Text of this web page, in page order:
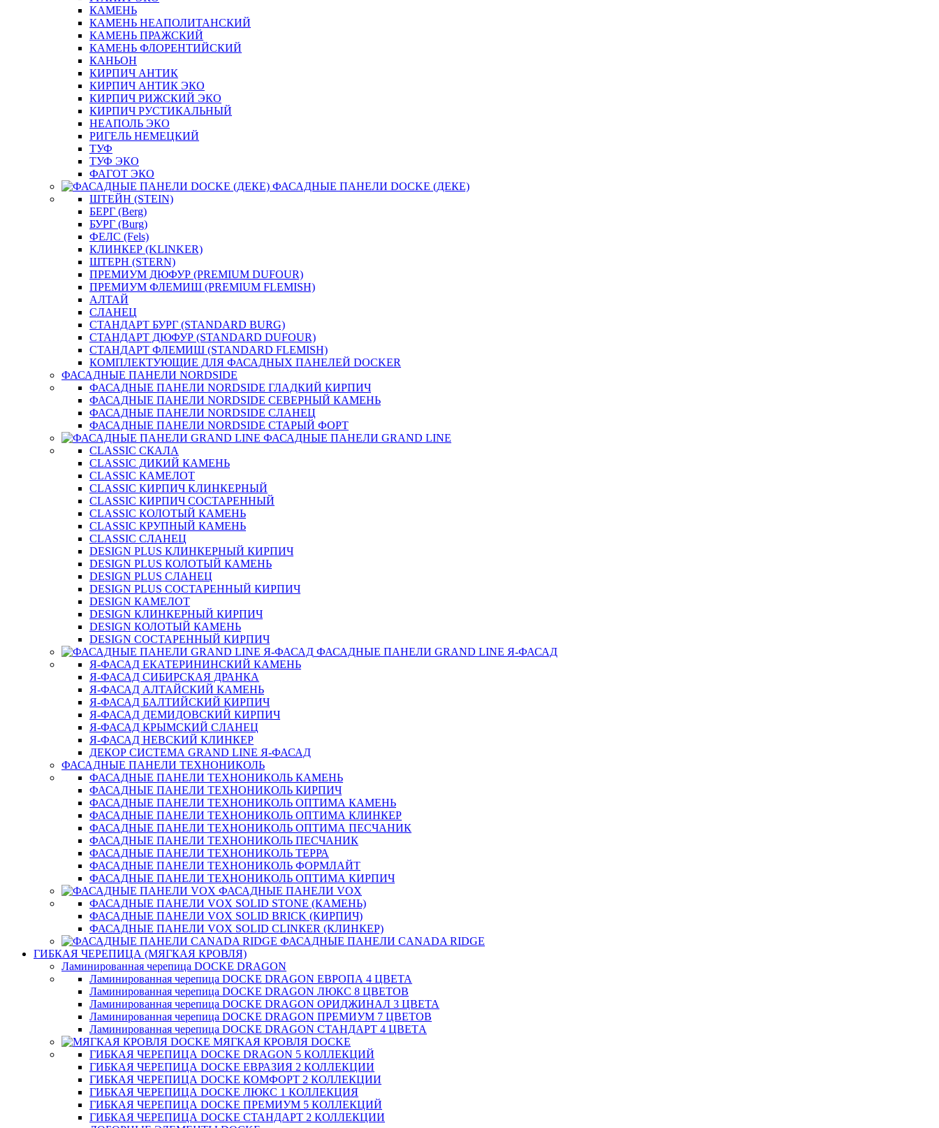
КАМЕНЬ
КАМЕНЬ НЕАПОЛИТАНСКИЙ
КАМЕНЬ ПРАЖСКИЙ
КАМЕНЬ ФЛОРЕНТИЙСКИЙ
КАНЬОН
КИРПИЧ АНТИК
КИРПИЧ АНТИК ЭКО
КИРПИЧ РИЖСКИЙ ЭКО
КИРПИЧ РУСТИКАЛЬНЫЙ
НЕАПОЛЬ ЭКО
РИГЕЛЬ НЕМЕЦКИЙ
ТУФ
ТУФ ЭКО
ФАГОТ ЭКО
ФАСАДНЫЕ ПАНЕЛИ DOCKE (ДЕКЕ)
ШТЕЙН (STEIN)
БЕРГ (Berg)
БУРГ (Burg)
ФЕЛС (Fels)
КЛИНКЕР (KLINKER)
ШТЕРН (STERN)
ПРЕМИУМ ДЮФУР (PREMIUM DUFOUR)
ПРЕМИУМ ФЛЕМИШ (PREMIUM FLEMISH)
АЛТАЙ
СЛАНЕЦ
СТАНДАРТ БУРГ (STANDARD BURG)
СТАНДАРТ ДЮФУР (STANDARD DUFOUR)
СТАНДАРТ ФЛЕМИШ (STANDARD FLEMISH)
КОМПЛЕКТУЮЩИЕ ДЛЯ ФАСАДНЫХ ПАНЕЛЕЙ DOCKER
ФАСАДНЫЕ ПАНЕЛИ NORDSIDE
ФАСАДНЫЕ ПАНЕЛИ NORDSIDE ГЛАДКИЙ КИРПИЧ
ФАСАДНЫЕ ПАНЕЛИ NORDSIDE СЕВЕРНЫЙ КАМЕНЬ
ФАСАДНЫЕ ПАНЕЛИ NORDSIDE СЛАНЕЦ
ФАСАДНЫЕ ПАНЕЛИ NORDSIDE СТАРЫЙ ФОРТ
ФАСАДНЫЕ ПАНЕЛИ GRAND LINE
CLASSIC СКАЛА
CLASSIC ДИКИЙ КАМЕНЬ
CLASSIC КАМЕЛОТ
CLASSIC КИРПИЧ КЛИНКЕРНЫЙ
CLASSIC КИРПИЧ СОСТАРЕННЫЙ
CLASSIC КОЛОТЫЙ КАМЕНЬ
CLASSIC КРУПНЫЙ КАМЕНЬ
CLASSIC СЛАНЕЦ
DESIGN PLUS КЛИНКЕРНЫЙ КИРПИЧ
DESIGN PLUS КОЛОТЫЙ КАМЕНЬ
DESIGN PLUS СЛАНЕЦ
DESIGN PLUS СОСТАРЕННЫЙ КИРПИЧ
DESIGN КАМЕЛОТ
DESIGN КЛИНКЕРНЫЙ КИРПИЧ
DESIGN КОЛОТЫЙ КАМЕНЬ
DESIGN СОСТАРЕННЫЙ КИРПИЧ
ФАСАДНЫЕ ПАНЕЛИ GRAND LINE Я-ФАСАД
Я-ФАСАД ЕКАТЕРИНИНСКИЙ КАМЕНЬ
Я-ФАСАД СИБИРСКАЯ ДРАНКА
Я-ФАСАД АЛТАЙСКИЙ КАМЕНЬ
Я-ФАСАД БАЛТИЙСКИЙ КИРПИЧ
Я-ФАСАД ДЕМИДОВСКИЙ КИРПИЧ
Я-ФАСАД КРЫМСКИЙ СЛАНЕЦ
Я-ФАСАД НЕВСКИЙ КЛИНКЕР
ДЕКОР СИСТЕМА GRAND LINE Я-ФАСАД
ФАСАДНЫЕ ПАНЕЛИ ТЕХНОНИКОЛЬ
ФАСАДНЫЕ ПАНЕЛИ ТЕХНОНИКОЛЬ КАМЕНЬ
ФАСАДНЫЕ ПАНЕЛИ ТЕХНОНИКОЛЬ КИРПИЧ
ФАСАДНЫЕ ПАНЕЛИ ТЕХНОНИКОЛЬ ОПТИМА КАМЕНЬ
ФАСАДНЫЕ ПАНЕЛИ ТЕХНОНИКОЛЬ ОПТИМА КЛИНКЕР
ФАСАДНЫЕ ПАНЕЛИ ТЕХНОНИКОЛЬ ОПТИМА ПЕСЧАНИК
ФАСАДНЫЕ ПАНЕЛИ ТЕХНОНИКОЛЬ ПЕСЧАНИК
ФАСАДНЫЕ ПАНЕЛИ ТЕХНОНИКОЛЬ ТЕРРА
ФАСАДНЫЕ ПАНЕЛИ ТЕХНОНИКОЛЬ ФОРМЛАЙТ
ФАСАДНЫЕ ПАНЕЛИ ТЕХНОНИКОЛЬ ОПТИМА КИРПИЧ
ФАСАДНЫЕ ПАНЕЛИ VOX
ФАСАДНЫЕ ПАНЕЛИ VOX SOLID STONE (КАМЕНЬ)
ФАСАДНЫЕ ПАНЕЛИ VOX SOLID BRICK (КИРПИЧ)
ФАСАДНЫЕ ПАНЕЛИ VOX SOLID CLINКER (КЛИНКЕР)
ФАСАДНЫЕ ПАНЕЛИ CANADA RIDGE
ГИБКАЯ ЧЕРЕПИЦА (МЯГКАЯ КРОВЛЯ)
Ламинированная черепица DOCKE DRAGON
Ламинированная черепица DOCKE DRAGON ЕВРОПА 4 ЦВЕТА
Ламинированная черепица DOCKE DRAGON ЛЮКС 8 ЦВЕТОВ
Ламинированная черепица DOCKE DRAGON ОРИДЖИНАЛ 3 ЦВЕТА
Ламинированная черепица DOCKE DRAGON ПРЕМИУМ 7 ЦВЕТОВ
Ламинированная черепица DOCKE DRAGON СТАНДАРТ 4 ЦВЕТA
МЯГКАЯ КРОВЛЯ DOCKE
ГИБКАЯ ЧЕРЕПИЦА DOCKE DRAGON 5 КОЛЛЕКЦИЙ
ГИБКАЯ ЧЕРЕПИЦА DOCKE ЕВРАЗИЯ 2 КОЛЛЕКЦИИ
ГИБКАЯ ЧЕРЕПИЦА DOCKE КОМФОРТ 2 КОЛЛЕКЦИИ
ГИБКАЯ ЧЕРЕПИЦА DOCKE ЛЮКС 1 КОЛЛЕКЦИЯ
ГИБКАЯ ЧЕРЕПИЦА DOCKE ПРЕМИУМ 5 КОЛЛЕКЦИЙ
ГИБКАЯ ЧЕРЕПИЦА DOCKE СТАНДАРТ 2 КОЛЛЕКЦИИ